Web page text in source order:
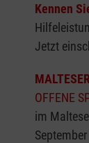
Kennen
Jetzt
OFFENE
im